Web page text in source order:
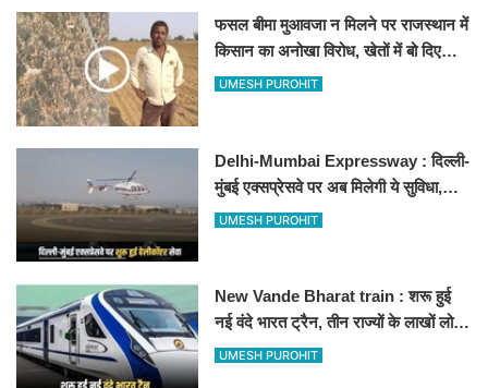
फसल बीमा मुआवजा न मिलने पर राजस्थान में
किसान का अनोखा विरोध, खेतों में बो दिए
500-500 रुपए के नोट, वीडियो वायरल
UMESH PUROHIT
Delhi-Mumbai Expressway : दिल्ली-
मुंबई एक्सप्रेसवे पर अब मिलेगी ये सुविधा,
हेलीकॉप्टर सर्विस से तुरंत घायल पहुंचेगा
UMESH PUROHIT
New Vande Bharat train : शरू हुई
नई वंदे भारत ट्रैन, तीन राज्यों के लाखों लोगों
का सफर होगा आसान, देखें पूरा रूटमैप
UMESH PUROHIT